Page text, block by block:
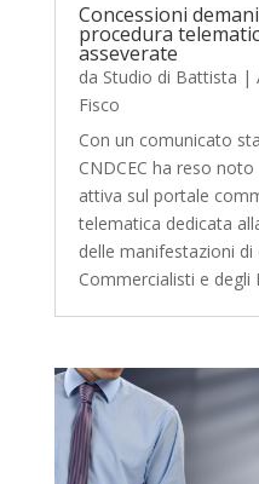
Concessioni
procedura
asseverate
da Studio di Battista |
Fisco
Con un comunicato
CNDCEC ha reso
attiva sul portale
telematica dedicata
delle manifestazioni
Commercialisti e degli